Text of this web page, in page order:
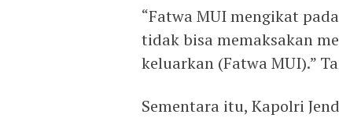
“Fatwa MUI mengikat
tidak bisa memaksakan
keluarkan (Fatwa MUI).”
Sementara itu, Kapolri